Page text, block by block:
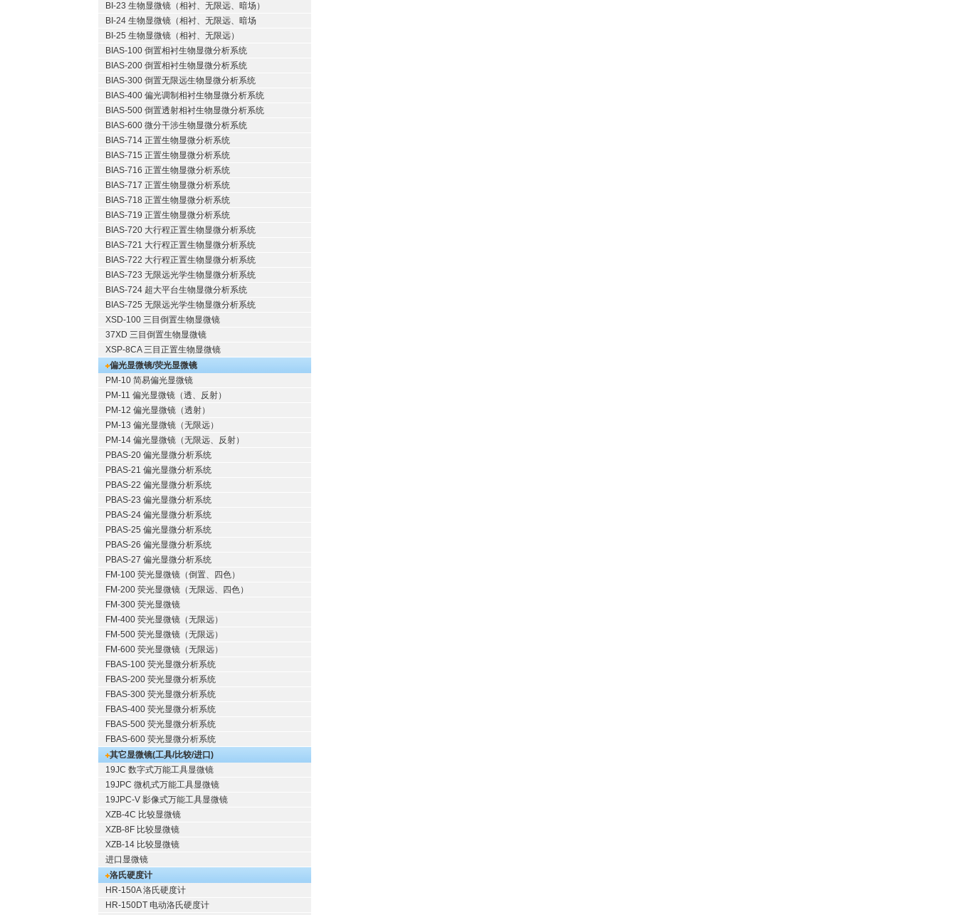
BI-23 生物显微镜（相衬、无限远、暗场）
BI-24 生物显微镜（相衬、无限远、暗场
BI-25 生物显微镜（相衬、无限远）
BIAS-100 倒置相衬生物显微分析系统
BIAS-200 倒置相衬生物显微分析系统
BIAS-300 倒置无限远生物显微分析系统
BIAS-400 偏光调制相衬生物显微分析系统
BIAS-500 倒置透射相衬生物显微分析系统
BIAS-600 微分干涉生物显微分析系统
BIAS-714 正置生物显微分析系统
BIAS-715 正置生物显微分析系统
BIAS-716 正置生物显微分析系统
BIAS-717 正置生物显微分析系统
BIAS-718 正置生物显微分析系统
BIAS-719 正置生物显微分析系统
BIAS-720 大行程正置生物显微分析系统
BIAS-721 大行程正置生物显微分析系统
BIAS-722 大行程正置生物显微分析系统
BIAS-723 无限远光学生物显微分析系统
BIAS-724 超大平台生物显微分析系统
BIAS-725 无限远光学生物显微分析系统
XSD-100 三目倒置生物显微镜
37XD 三目倒置生物显微镜
XSP-8CA 三目正置生物显微镜
偏光显微镜/荧光显微镜
PM-10 简易偏光显微镜
PM-11 偏光显微镜（透、反射）
PM-12 偏光显微镜（透射）
PM-13 偏光显微镜（无限远）
PM-14 偏光显微镜（无限远、反射）
PBAS-20 偏光显微分析系统
PBAS-21 偏光显微分析系统
PBAS-22 偏光显微分析系统
PBAS-23 偏光显微分析系统
PBAS-24 偏光显微分析系统
PBAS-25 偏光显微分析系统
PBAS-26 偏光显微分析系统
PBAS-27 偏光显微分析系统
FM-100 荧光显微镜（倒置、四色）
FM-200 荧光显微镜（无限远、四色）
FM-300 荧光显微镜
FM-400 荧光显微镜（无限远）
FM-500 荧光显微镜（无限远）
FM-600 荧光显微镜（无限远）
FBAS-100 荧光显微分析系统
FBAS-200 荧光显微分析系统
FBAS-300 荧光显微分析系统
FBAS-400 荧光显微分析系统
FBAS-500 荧光显微分析系统
FBAS-600 荧光显微分析系统
其它显微镜(工具/比较/进口)
19JC 数字式万能工具显微镜
19JPC 微机式万能工具显微镜
19JPC-V 影像式万能工具显微镜
XZB-4C 比较显微镜
XZB-8F 比较显微镜
XZB-14 比较显微镜
进口显微镜
洛氏硬度计
HR-150A 洛氏硬度计
HR-150DT 电动洛氏硬度计